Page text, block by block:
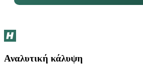
Αναλυτική κάλυψη